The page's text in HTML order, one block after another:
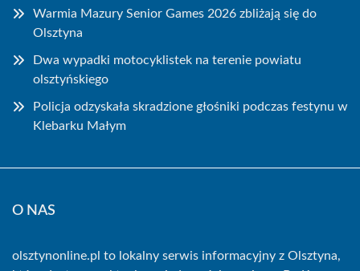
Warmia Mazury Senior Games 2026 zbliżają się do
Olsztyna
Dwa wypadki motocyklistek na terenie powiatu
olsztyńskiego
Policja odzyskała skradzione głośniki podczas festynu w
Klebarku Małym
O NAS
olsztynonline.pl to lokalny serwis informacyjny z Olsztyna,